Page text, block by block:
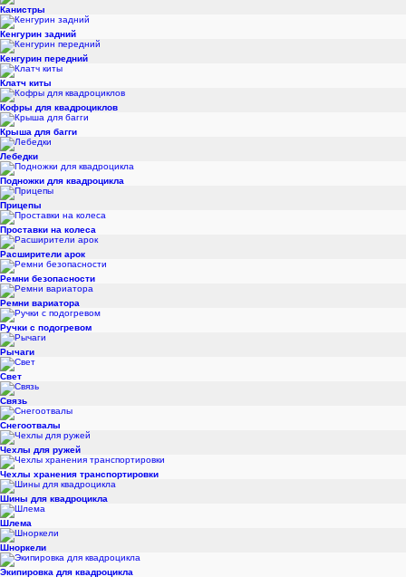
Канистры
Кенгурин задний
Кенгурин передний
Клатч киты
Кофры для квадроциклов
Крыша для багги
Лебедки
Подножки для квадроцикла
Прицепы
Проставки на колеса
Расширители арок
Ремни безопасности
Ремни вариатора
Ручки с подогревом
Рычаги
Свет
Связь
Снегоотвалы
Чехлы для ружей
Чехлы хранения транспортировки
Шины для квадроцикла
Шлема
Шноркели
Экипировка для квадроцикла